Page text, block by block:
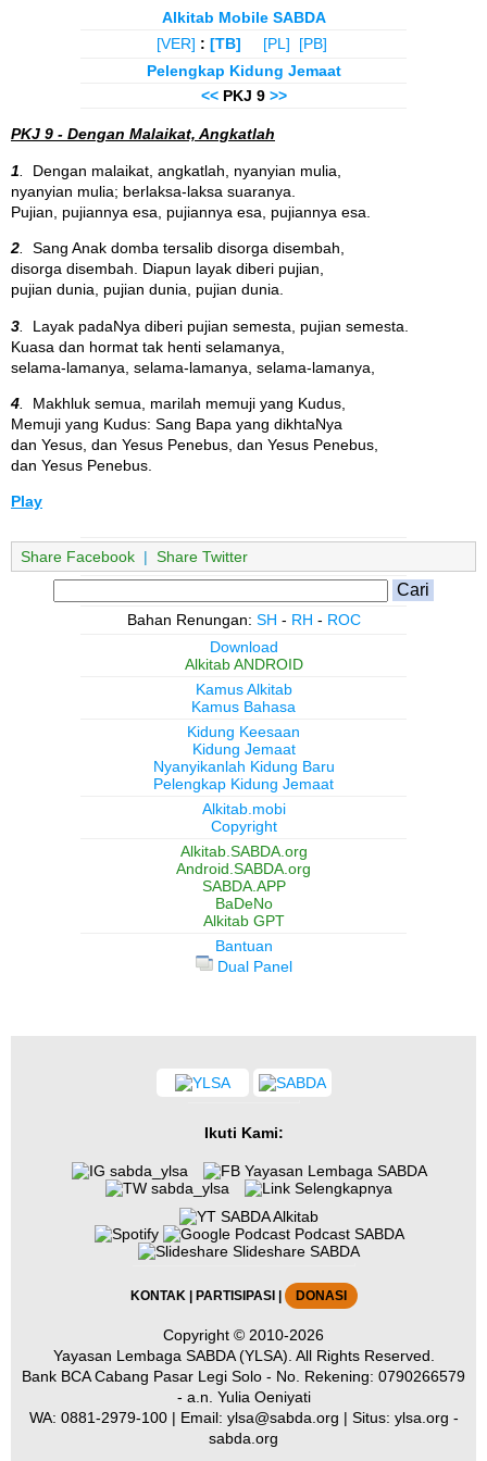
Alkitab Mobile SABDA
[VER] : [TB] [PL]
[PB]
Pelengkap Kidung Jemaat
<<PKJ 9 >>
PKJ 9 - Dengan Malaikat, Angkatlah
1
Dengan malaikat, angkatlah, nyanyian mulia,
nyanyian mulia; berlaksa-laksa suaranya.
Pujian, pujiannya esa, pujiannya esa, pujiannya esa.
2
Sang Anak domba tersalib disorga disembah,
disorga disembah. Diapun layak diberi pujian,
pujian dunia, pujian dunia, pujian dunia.
3
Layak padaNya diberi pujian semesta, pujian semesta.
Kuasa dan hormat tak henti selamanya,
selama-lamanya, selama-lamanya, selama-lamanya,
4
Makhluk semua, marilah memuji yang Kudus,
Memuji yang Kudus: Sang Bapa yang dikhtaNya
dan Yesus, dan Yesus Penebus, dan Yesus Penebus,
dan Yesus Penebus.
Play
Share Facebook | Share Twitter
Bahan Renungan: SH - RH - ROC
Download
Alkitab ANDROID
Kamus Alkitab
Kamus Bahasa
Kidung Keesaan
Kidung Jemaat
Nyanyikanlah Kidung Baru
Pelengkap Kidung Jemaat
Alkitab.mobi
Copyright
Alkitab.SABDA.org
Android.SABDA.org
SABDA.APP
BaDeNo
Alkitab GPT
Bantuan
Dual Panel
Ikuti Kami:
sabda_ylsa
Yayasan Lembaga SABDA
sabda_ylsa
Selengkapnya
SABDA Alkitab
Podcast SABDA
Slideshare SABDA
KONTAK| PARTISIPASI DONASI
Copyright © 2010-2026
Yayasan Lembaga SABDA (YLSA). All Rights Reserved.
Bank BCA Cabang Pasar Legi Solo - No. Rekening: 0790266579
- a.n. Yulia Oeniyati
WA: 0881-2979-100| Email: ylsa@sabda.org | Situs: ylsa.org -
sabda.org